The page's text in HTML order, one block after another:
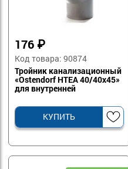
176 ₽
Код товара: 90874
Тройник канализационный
«Ostendorf HTEA 40/40х45»
для внутренней
канализации
КУПИТЬ